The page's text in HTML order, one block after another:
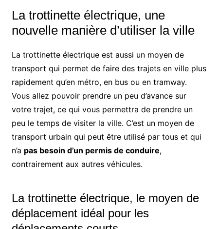
La trottinette électrique, une
nouvelle manière d’utiliser la ville
La trottinette électrique est aussi un moyen de
transport qui permet de faire des trajets en ville plus
rapidement qu’en métro, en bus ou en tramway.
Vous allez pouvoir prendre un peu d’avance sur
votre trajet, ce qui vous permettra de prendre un
peu le temps de visiter la ville. C’est un moyen de
transport urbain qui peut être utilisé par tous et qui
n’a pas besoin d’un permis de conduire,
contrairement aux autres véhicules.
La trottinette électrique, le moyen de
déplacement idéal pour les